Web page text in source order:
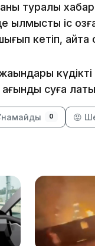
туралы
қылмыстық іс
кетіп,
күдікті
ағынды суға
0 😡